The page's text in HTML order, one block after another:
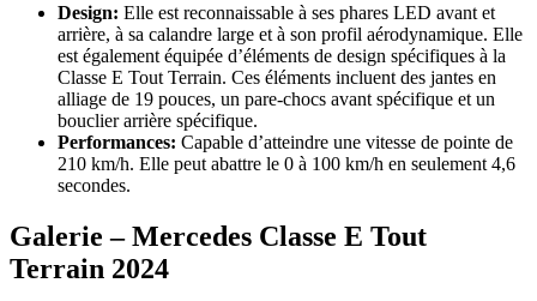
Design: Elle est reconnaissable à ses phares LED avant et
arrière, à sa calandre large et à son profil aérodynamique. Elle
est également équipée d’éléments de design spécifiques à la
Classe E Tout Terrain. Ces éléments incluent des jantes en
alliage de 19 pouces, un pare-chocs avant spécifique et un
bouclier arrière spécifique.
Performances: Capable d’atteindre une vitesse de pointe de
210 km/h. Elle peut abattre le 0 à 100 km/h en seulement 4,6
secondes.
Galerie – Mercedes Classe E Tout
Terrain 2024